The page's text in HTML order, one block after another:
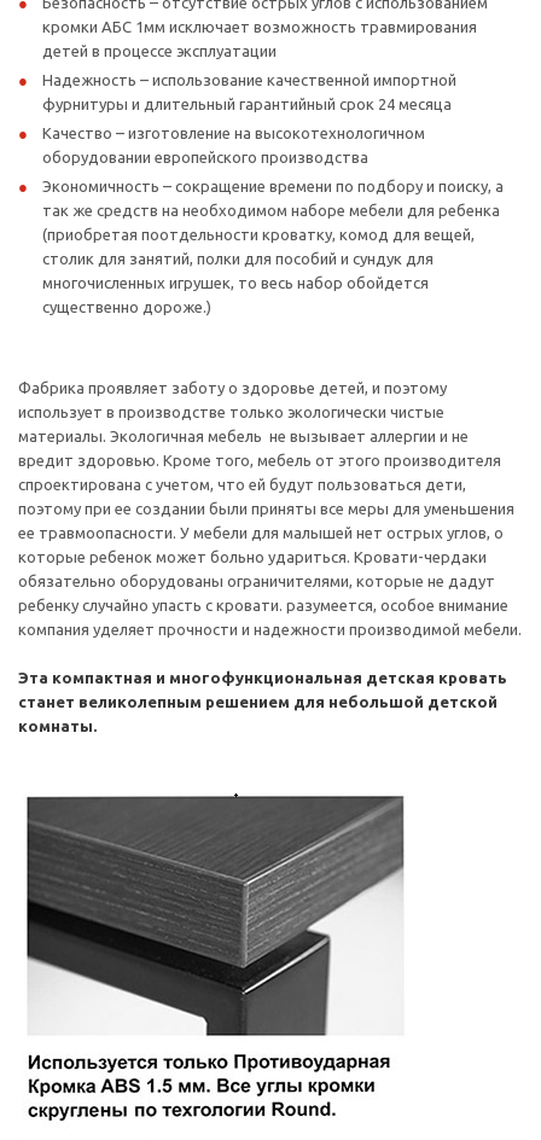
кромки АБС 1мм исключает возможность травмирования
детей в процессе эксплуатации
Надежность – использование качественной импортной
фурнитуры и длительный гарантийный срок 24 месяца
Качество – изготовление на высокотехнологичном
оборудовании европейского производства
Экономичность – сокращение времени по подбору и поиску, а
так же средств на необходимом наборе мебели для ребенка
(приобретая поотдельности кроватку, комод для вещей,
столик для занятий, полки для пособий и сундук для
многочисленных игрушек, то весь набор обойдется
существенно дороже.)
Фабрика проявляет заботу о здоровье детей, и поэтому
использует в производстве только экологически чистые
материалы. Экологичная мебель не вызывает аллергии и не
вредит здоровью. Кроме того, мебель от этого производителя
спроектирована с учетом, что ей будут пользоваться дети,
поэтому при ее создании были приняты все меры для уменьшения
ее травмоопасности. У мебели для малышей нет острых углов, о
которые ребенок может больно удариться. Кровати-чердаки
обязательно оборудованы ограничителями, которые не дадут
ребенку случайно упасть с кровати. разумеется, особое внимание
компания уделяет прочности и надежности производимой мебели.
Эта компактная и многофункциональная детская кровать
станет великолепным решением для небольшой детской
комнаты.